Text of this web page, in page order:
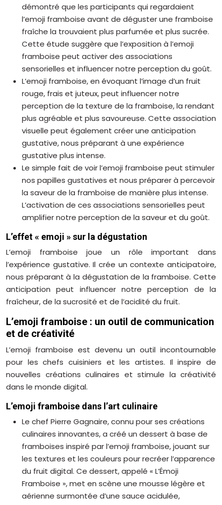
démontré que les participants qui regardaient
l’emoji framboise avant de déguster une framboise
fraîche la trouvaient plus parfumée et plus sucrée.
Cette étude suggère que l’exposition à l’emoji
framboise peut activer des associations
sensorielles et influencer notre perception du goût.
L’emoji framboise, en évoquant l’image d’un fruit
rouge, frais et juteux, peut influencer notre
perception de la texture de la framboise, la rendant
plus agréable et plus savoureuse. Cette association
visuelle peut également créer une anticipation
gustative, nous préparant à une expérience
gustative plus intense.
Le simple fait de voir l’emoji framboise peut stimuler
nos papilles gustatives et nous préparer à percevoir
la saveur de la framboise de manière plus intense.
L’activation de ces associations sensorielles peut
amplifier notre perception de la saveur et du goût.
L’effet « emoji » sur la dégustation
L’emoji framboise joue un rôle important dans
l’expérience gustative. Il crée un contexte anticipatoire,
nous préparant à la dégustation de la framboise. Cette
anticipation peut influencer notre perception de la
fraîcheur, de la sucrosité et de l’acidité du fruit.
L’emoji framboise : un outil de communication
et de créativité
L’emoji framboise est devenu un outil incontournable
pour les chefs cuisiniers et les artistes. Il inspire de
nouvelles créations culinaires et stimule la créativité
dans le monde digital.
L’emoji framboise dans l’art culinaire
Le chef Pierre Gagnaire, connu pour ses créations
culinaires innovantes, a créé un dessert à base de
framboises inspiré par l’emoji framboise, jouant sur
les textures et les couleurs pour recréer l’apparence
du fruit digital. Ce dessert, appelé « L’Émoji
Framboise », met en scène une mousse légère et
aérienne surmontée d’une sauce acidulée,